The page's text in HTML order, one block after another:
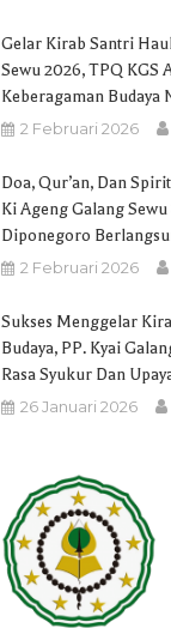
Gelar Kirab Santri
Sewu 2026, TPQ KGS
Keberagaman Budaya
2 Februari 2026
Doa, Qur’an, Dan
Ki Ageng Galang
Diponegoro
2 Februari 2026
Sukses Menggelar
Budaya, PP. Kyai
Rasa Syukur Dan
26 Januari 2026